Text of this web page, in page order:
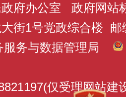
府办公室 政府网站
街1号党政综合楼 邮
服务与数据管理局
仅受理网站建